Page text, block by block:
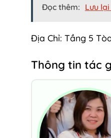
Đọc thêm: Lưu
Địa Chỉ: Tầng 5
Thông tin tác